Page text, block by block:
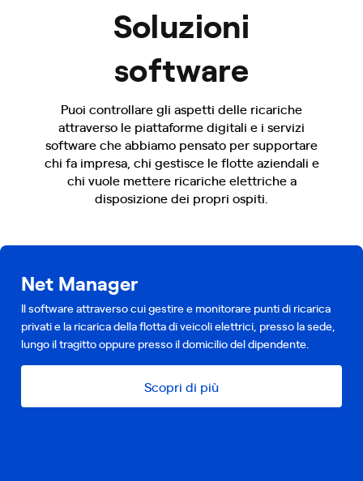
Soluzioni
software
Puoi controllare gli aspetti delle ricariche
attraverso le piattaforme digitali e i servizi
software che abbiamo pensato per supportare
chi fa impresa, chi gestisce le flotte aziendali e
chi vuole mettere ricariche elettriche a
disposizione dei propri ospiti.
Net Manager
Il software attraverso cui gestire e monitorare punti di ricarica
privati e la ricarica della flotta di veicoli elettrici, presso la sede,
lungo il tragitto oppure presso il domicilio del dipendente.
Scopri di più